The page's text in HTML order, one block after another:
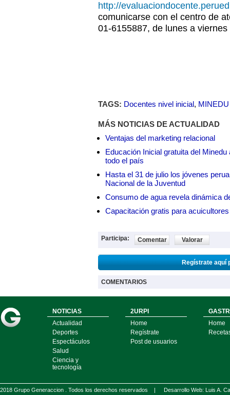
http://
comunicarse con el centro de
01-6155887, de lunes a
TAGS: Docentes nivel inicial, MINEDU
MÁS NOTICIAS DE ACTUALIDAD
Ventajas del marketing relacional
Educación Inicial gratuita del
todo el país
Hasta el 31 de julio los jóvenes
Nacional de la Juventud
Consumo de agua revela dinámica
Capacitación gratis para
Participa: Comentar Valorar
Regístrate aquí
COMENTARIOS
NOTICIAS
Actualidad
Deportes
Espectáculos
Salud
Ciencia y
tecnología
2URPI
Home
Regístrate
Post de usuarios
Home
2018 Grupo Generaccion . Todos los derechos reservados | Desarrollo Web: Luis